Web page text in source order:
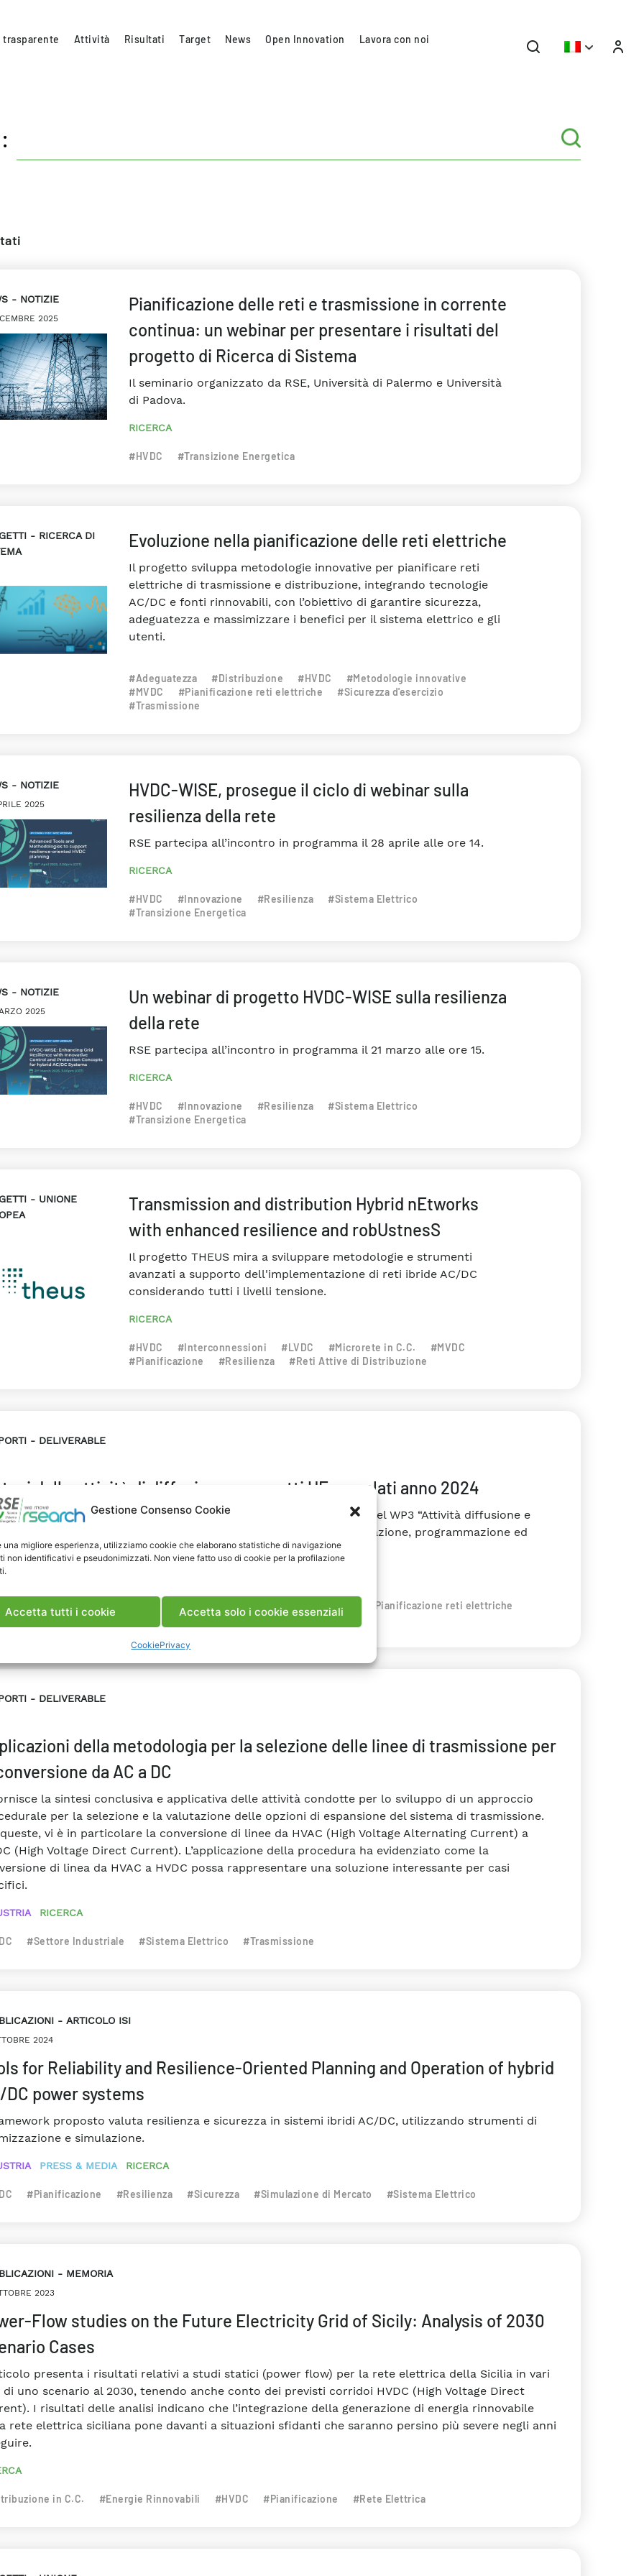
Gestione Consenso Cookie
una migliore esperienza, utilizziamo cookie che elaborano statistiche di navigazione
non identificativi e pseudonimizzati. Non viene fatto uso di cookie per la profilazione
Accetta tutti i cookie Accetta solo i cookie essenziali
CookiePrivacy
trasparente Attività Risultati Target News Open Innovation Lavora con noi
NOTIZIE
2025
Pianificazione delle reti e trasmissione in corrente
continua: un webinar per presentare i risultati del
progetto di Ricerca di Sistema
Il seminario organizzato da RSE, Università di Palermo e Università
di Padova.
RICERCA
#HVDC #Transizione Energetica
RICERCA DI
Evoluzione nella pianificazione delle reti elettriche
Il progetto sviluppa metodologie innovative per pianificare reti
elettriche di trasmissione e distribuzione, integrando tecnologie
AC/DC e fonti rinnovabili, con l’obiettivo di garantire sicurezza,
adeguatezza e massimizzare i benefici per il sistema elettrico e gli
utenti.
#Adeguatezza #Distribuzione #HVDC
#Metodologie innovative
#MVDC
#Pianificazione reti elettriche
#Sicurezza d'esercizio
#Trasmissione
NOTIZIE
2025
HVDC-WISE, prosegue il ciclo di webinar sulla
resilienza della rete
RSE partecipa all’incontro in programma il 28 aprile alle ore 14.
RICERCA
#HVDC #Innovazione #Resilienza
#Sistema Elettrico
#Transizione Energetica
NOTIZIE
2025
Un webinar di progetto HVDC-WISE sulla resilienza
della rete
RSE partecipa all’incontro in programma il 21 marzo alle ore 15.
RICERCA
#HVDC #Innovazione #Resilienza
#Sistema Elettrico
#Transizione Energetica
UNIONE
Transmission and distribution Hybrid nEtworks
with enhanced resilience and robUstnesS
Il progetto THEUS mira a sviluppare metodologie e strumenti
avanzati a supporto dell'implementazione di reti ibride AC/DC
considerando tutti i livelli tensione.
RICERCA
#HVDC #Interconnessioni #LVDC #Microrete in C.C.
#MVDC
#Pianificazione
#Resilienza #Reti Attive di Distribuzione
DELIVERABLE
delle attività di diffusione e progetti UE correlati anno 2024
si riportano le attività di diffusione svolte nell’ambito del WP3 “Attività diffusione e
alla normativa tecnica” del progetto 2.3 “Evoluzione, pianificazione, programmazione ed
delle reti elettriche” e la sintesi dei progetti UE correlati.
della Rete Elettrica #Misure Elettriche #Normativa
#Pianificazione reti elettriche
Elettrica
#Settore Industriale
DELIVERABLE
della metodologia per la selezione delle linee di trasmissione per
da AC a DC
la sintesi conclusiva e applicativa delle attività condotte per lo sviluppo di un approccio
per la selezione e la valutazione delle opzioni di espansione del sistema di trasmissione.
vi è in particolare la conversione di linee da HVAC (High Voltage Alternating Current) a
(High Voltage Direct Current). L’applicazione della procedura ha evidenziato come la
di linea da HVAC a HVDC possa rappresentare una soluzione interessante per casi
RICERCA
#Settore Industriale #Sistema Elettrico #Trasmissione
ARTICOLO ISI
2024
for Reliability and Resilience-Oriented Planning and Operation of hybrid
DC power systems
proposto valuta resilienza e sicurezza in sistemi ibridi AC/DC, utilizzando strumenti di
e simulazione.
PRESS & MEDIA RICERCA
#Pianificazione #Resilienza #Sicurezza #Simulazione di Mercato #Sistema Elettrico
MEMORIA
2023
Flow studies on the Future Electricity Grid of Sicily: Analysis of 2030
Cases
presenta i risultati relativi a studi statici (power flow) per la rete elettrica della Sicilia in vari
di uno scenario al 2030, tenendo anche conto dei previsti corridoi HVDC (High Voltage Direct
I risultati delle analisi indicano che l’integrazione della generazione di energia rinnovabile
rete elettrica siciliana pone davanti a situazioni sfidanti che saranno persino più severe negli anni
in C.C. #Energie Rinnovabili #HVDC #Pianificazione #Rete Elettrica